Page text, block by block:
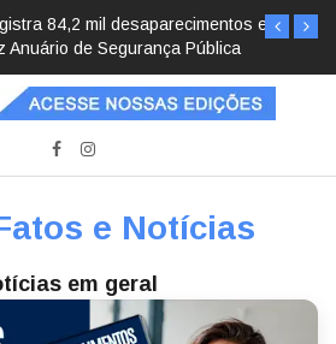
84,2 mil desaparecimentos em
Anuário de Segurança Pública
e Notícias
em geral